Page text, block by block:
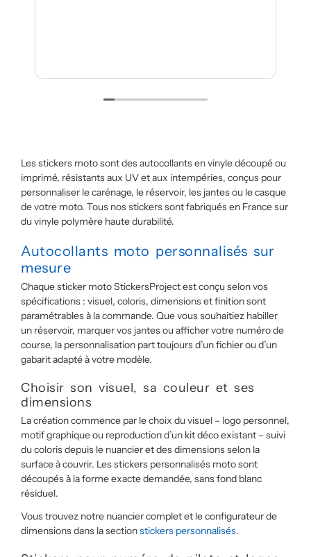
Les stickers moto sont des autocollants en vinyle découpé ou
imprimé, résistants aux UV et aux intempéries, conçus pour
personnaliser le carénage, le réservoir, les jantes ou le casque
de votre moto. Tous nos stickers sont fabriqués en France sur
du vinyle polymère haute durabilité.
Autocollants moto personnalisés sur
mesure
Chaque sticker moto StickersProject est conçu selon vos
spécifications : visuel, coloris, dimensions et finition sont
paramétrables à la commande. Que vous souhaitiez habiller
un réservoir, marquer vos jantes ou afficher votre numéro de
course, la personnalisation part toujours d’un fichier ou d’un
gabarit adapté à votre modèle.
Choisir son visuel, sa couleur et ses
dimensions
La création commence par le choix du visuel – logo personnel,
motif graphique ou reproduction d’un kit déco existant – suivi
du coloris depuis le nuancier et des dimensions selon la
surface à couvrir. Les stickers personnalisés moto sont
découpés à la forme exacte demandée, sans fond blanc
résiduel.
Vous trouvez notre nuancier complet et le configurateur de
dimensions dans la sectionstickers personnalisés.